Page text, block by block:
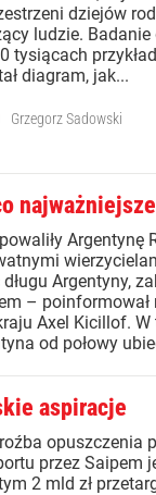
dziejów
ludzie. Badanie
tysiącach
diagram, jak...
Grzegorz Sadowski
najważniejsze
Argentynę
Argentyny,
– poinformował
Axel Kicillof. W
od połowy
aspiracje
opuszczenia
przez Saipem
2 mld zł